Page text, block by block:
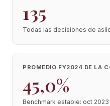
135
Todas las decisiones de
PROMEDIO FY2024 DE LA
45,0%
Benchmark estable: oct